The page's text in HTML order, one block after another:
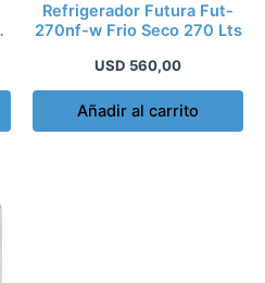
Refrigerador Futura Fut-
270nf-w Frio Seco 270 Lts
USD 560,00
Añadir al carrito